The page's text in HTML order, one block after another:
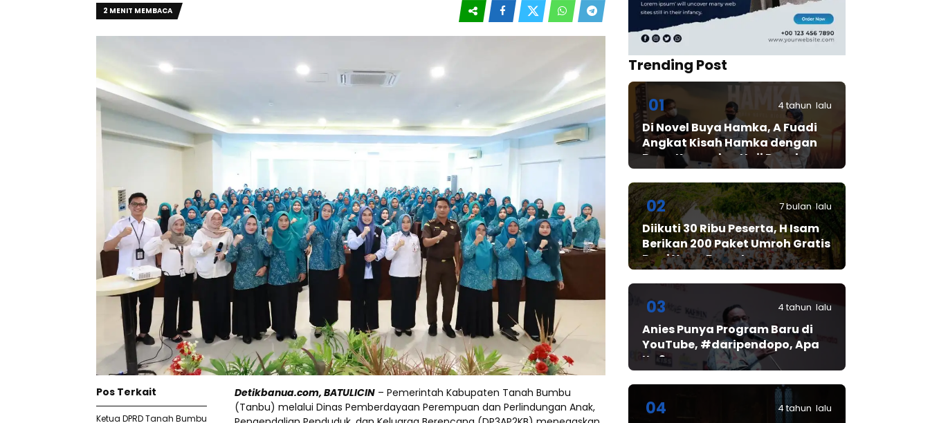
2 MENIT MEMBACA
Detikbanua.com, BATULICIN – Pemerintah Kabupaten Tanah Bumbu
(Tanbu) melalui Dinas Pemberdayaan Perempuan dan Perlindungan Anak,
Pos Terkait
Ketua DPRD Tanah Bumbu
Trending Post
01 4 tahun lalu
Di Novel Buya Hamka, A Fuadi
Angkat Kisah Hamka dengan
Bung Karno dan Haji Rasul
02 7 bulan lalu
Diikuti 30 Ribu Peserta, H Isam
Berikan 200 Paket Umroh Gratis
Bagi Yang Beruntung
03 4 tahun lalu
Anies Punya Program Baru di
YouTube, #daripendopo, Apa
Itu?
04 4 tahun lalu